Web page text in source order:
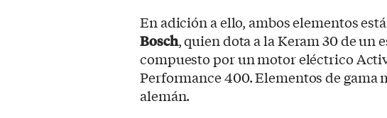
En adición a ello, ambos elementos
Bosch, quien dota a la Keram 30 de un
compuesto por un motor eléctrico
Performance 400. Elementos de gama
alemán.